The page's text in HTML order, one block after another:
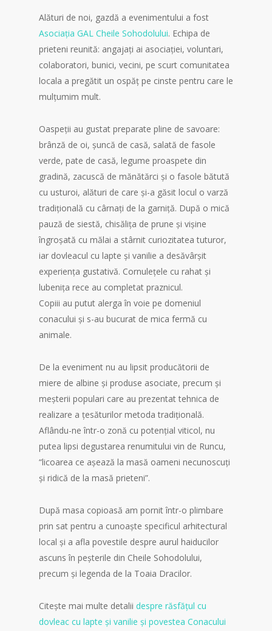
Alături de noi, gazdă a evenimentului a fost
Asociația GAL Cheile Sohodolului. Echipa de
prieteni reunită: angajați ai asociației, voluntari,
colaboratori, bunici, vecini, pe scurt comunitatea
locala a pregătit un ospăț pe cinste pentru care le
mulțumim mult.
Oaspeții au gustat preparate pline de savoare:
brânză de oi, șuncă de casă, salată de fasole
verde, pate de casă, legume proaspete din
gradină, zacuscă de mănătărci și o fasole bătută
cu usturoi, alături de care și-a găsit locul o varză
tradițională cu cârnați de la garniță. După o mică
pauză de siestă, chisălița de prune și vișine
îngroșată cu mălai a stârnit curiozitatea tuturor,
iar dovleacul cu lapte și vanilie a desăvârșit
experiența gustativă. Cornulețele cu rahat și
lubenița rece au completat praznicul.
Copiii au putut alerga în voie pe domeniul
conacului și s-au bucurat de mica fermă cu
animale.
De la eveniment nu au lipsit producătorii de
miere de albine și produse asociate, precum și
meșterii populari care au prezentat tehnica de
realizare a țesăturilor metoda tradițională.
Aflându-ne într-o zonă cu potențial viticol, nu
putea lipsi degustarea renumitului vin de Runcu,
“licoarea ce așează la masă oameni necunoscuți
și ridică de la masă prieteni”.
După masa copioasă am pornit într-o plimbare
prin sat pentru a cunoaște specificul arhitectural
local și a afla povestile despre aurul haiducilor
ascuns în peșterile din Cheile Sohodolului,
precum și legenda de la Toaia Dracilor.
Citește mai multe detalii despre răsfățul cu
dovleac cu lapte și vanilie și povestea Conacului